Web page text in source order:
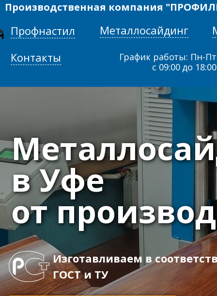
Производственная компания
Контакты
График работы: Пн-Пт
с 09:00 до 18:00
в Уфе
от
Металлосайдинг
Профнастил
Изготавливаем в
ГОСТ и ТУ